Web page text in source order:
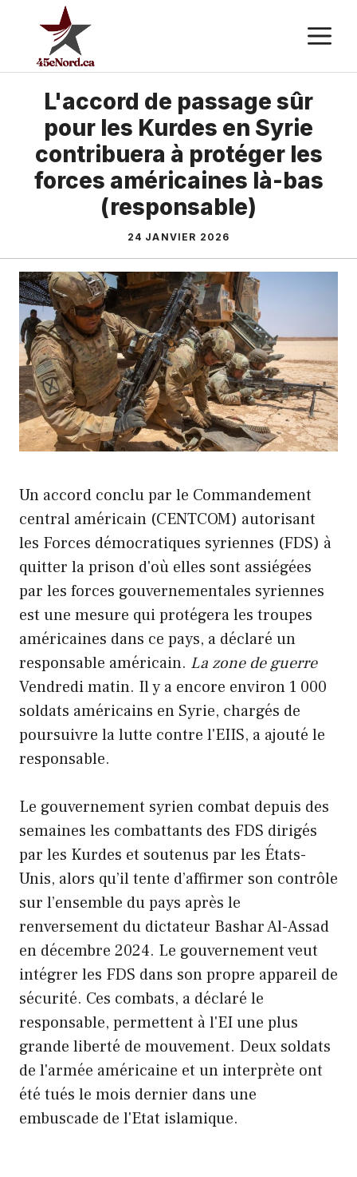
contenu
L'accord de passage sûr
pour les Kurdes en Syrie
contribuera à protéger les
forces américaines là-bas
(responsable)
24 JANVIER 2026
Un accord conclu par le Commandement
central américain (CENTCOM) autorisant
les Forces démocratiques syriennes (FDS) à
quitter la prison d'où elles sont assiégées
par les forces gouvernementales syriennes
est une mesure qui protégera les troupes
américaines dans ce pays, a déclaré un
responsable américain. La zone de guerre
Vendredi matin. Il y a encore environ 1 000
soldats américains en Syrie, chargés de
poursuivre la lutte contre l'EIIS, a ajouté le
responsable.
Le gouvernement syrien combat depuis des
semaines les combattants des FDS dirigés
par les Kurdes et soutenus par les États-
Unis, alors qu’il tente d’affirmer son contrôle
sur l’ensemble du pays après le
renversement du dictateur Bashar Al-Assad
en décembre 2024. Le gouvernement veut
intégrer les FDS dans son propre appareil de
sécurité. Ces combats, a déclaré le
responsable, permettent à l'EI une plus
grande liberté de mouvement. Deux soldats
de l'armée américaine et un interprète ont
été tués le mois dernier dans une
embuscade de l'Etat islamique.